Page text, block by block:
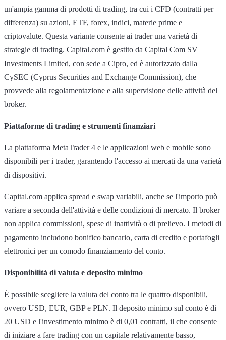
un'ampia gamma di prodotti di trading, tra cui i CFD (contratti per
differenza) su azioni, ETF, forex, indici, materie prime e
criptovalute. Questa variante consente ai trader una varietà di
strategie di trading. Capital.com è gestito da Capital Com SV
Investments Limited, con sede a Cipro, ed è autorizzato dalla
CySEC (Cyprus Securities and Exchange Commission), che
provvede alla regolamentazione e alla supervisione delle attività del
broker.
Piattaforme di trading e strumenti finanziari
La piattaforma MetaTrader 4 e le applicazioni web e mobile sono
disponibili per i trader, garantendo l'accesso ai mercati da una varietà
di dispositivi.
Capital.com applica spread e swap variabili, anche se l'importo può
variare a seconda dell'attività e delle condizioni di mercato. Il broker
non applica commissioni, spese di inattività o di prelievo. I metodi di
pagamento includono bonifico bancario, carta di credito e portafogli
elettronici per un comodo finanziamento del conto.
Disponibilità di valuta e deposito minimo
È possibile scegliere la valuta del conto tra le quattro disponibili,
ovvero USD, EUR, GBP e PLN. Il deposito minimo sul conto è di
20 USD e l'investimento minimo è di 0,01 contratti, il che consente
di iniziare a fare trading con un capitale relativamente basso,